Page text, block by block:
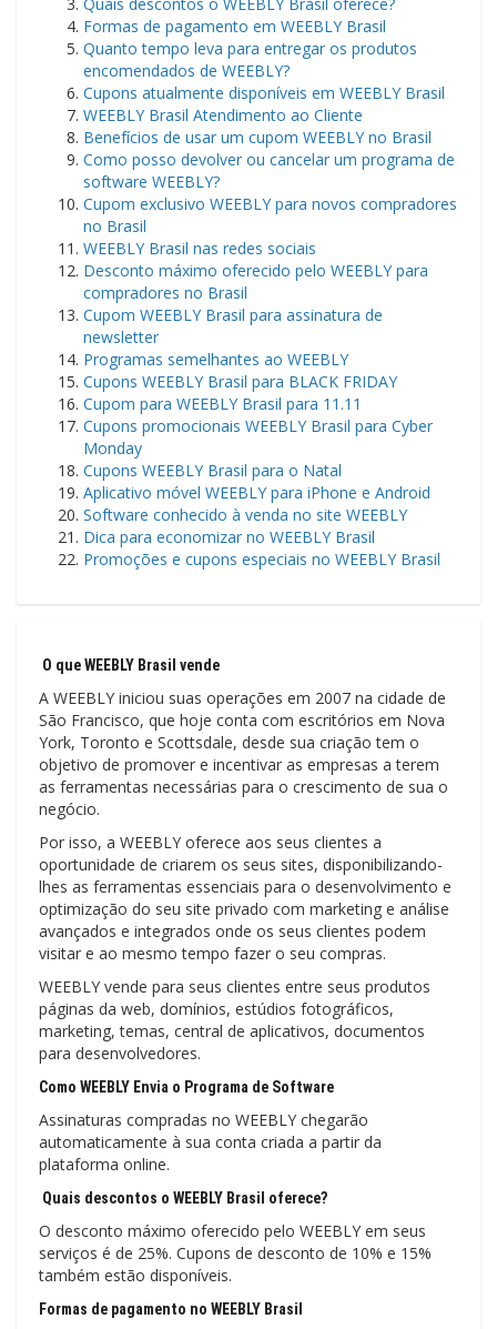
Formas de pagamento em WEEBLY Brasil
Quanto tempo leva para entregar os produtos
encomendados de WEEBLY?
Cupons atualmente disponíveis em WEEBLY Brasil
WEEBLY Brasil Atendimento ao Cliente
Benefícios de usar um cupom WEEBLY no Brasil
Como posso devolver ou cancelar um programa de
software WEEBLY?
Cupom exclusivo WEEBLY para novos compradores
no Brasil
WEEBLY Brasil nas redes sociais
Desconto máximo oferecido pelo WEEBLY para
compradores no Brasil
Cupom WEEBLY Brasil para assinatura de
newsletter
Programas semelhantes ao WEEBLY
Cupons WEEBLY Brasil para BLACK FRIDAY
Cupom para WEEBLY Brasil para 11.11
Cupons promocionais WEEBLY Brasil para Cyber ​​
Monday
Cupons WEEBLY Brasil para o Natal
Aplicativo móvel WEEBLY para iPhone e Android
Software conhecido à venda no site WEEBLY
Dica para economizar no WEEBLY Brasil
Promoções e cupons especiais no WEEBLY Brasil
O que WEEBLY Brasil vende
A WEEBLY iniciou suas operações em 2007 na cidade de
São Francisco, que hoje conta com escritórios em Nova
York, Toronto e Scottsdale, desde sua criação tem o
objetivo de promover e incentivar as empresas a terem
as ferramentas necessárias para o crescimento de sua o
negócio.
Por isso, a WEEBLY oferece aos seus clientes a
oportunidade de criarem os seus sites, disponibilizando-
lhes as ferramentas essenciais para o desenvolvimento e
optimização do seu site privado com marketing e análise
avançados e integrados onde os seus clientes podem
visitar e ao mesmo tempo fazer o seu compras.
WEEBLY vende para seus clientes entre seus produtos
páginas da web, domínios, estúdios fotográficos,
marketing, temas, central de aplicativos, documentos
para desenvolvedores.
Como WEEBLY Envia o Programa de Software
Assinaturas compradas no WEEBLY chegarão
automaticamente à sua conta criada a partir da
plataforma online.
Quais descontos o WEEBLY Brasil oferece?
O desconto máximo oferecido pelo WEEBLY em seus
serviços é de 25%. Cupons de desconto de 10% e 15%
também estão disponíveis.
Formas de pagamento no WEEBLY Brasil